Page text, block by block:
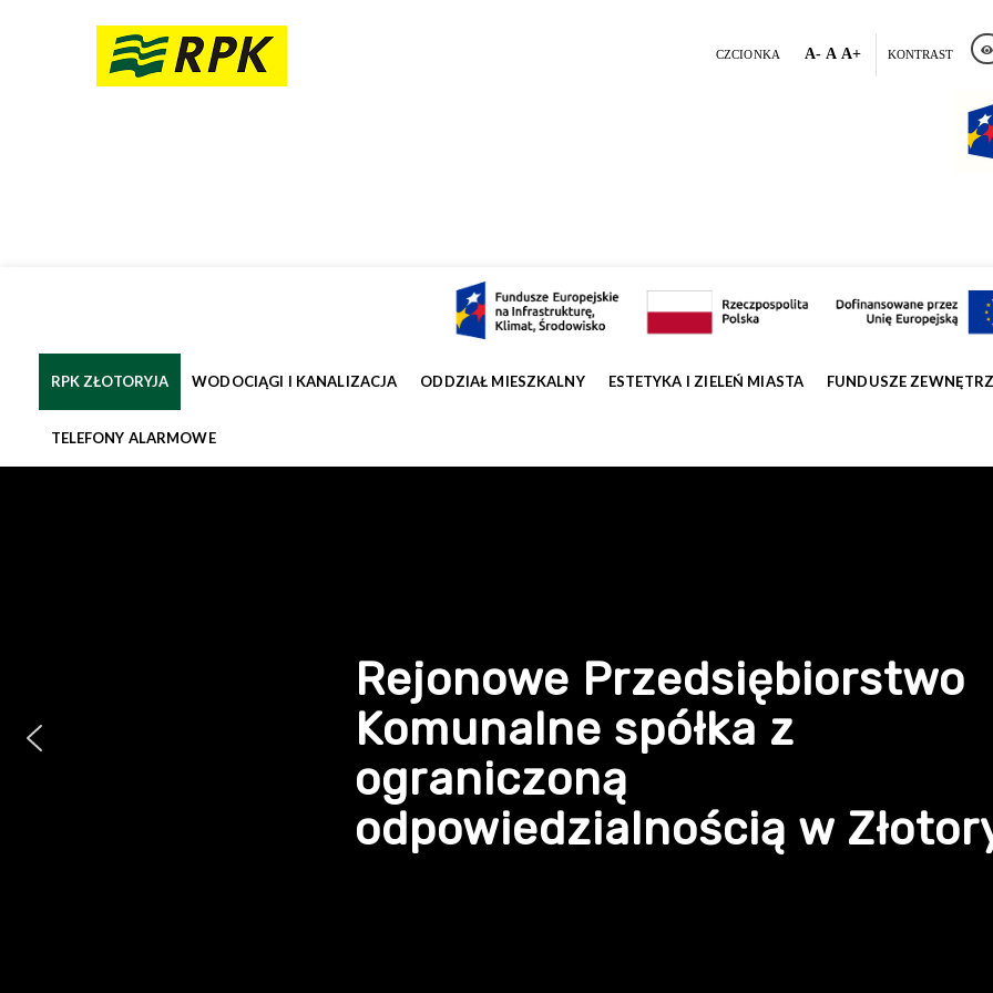
CZCIONKA A- A A+ KONTRAST
RPK ZŁOTORYJA WODOCIĄGI I KANALIZACJA ODDZIAŁ MIESZKALNY ESTETYKA I ZIELEŃ MIASTA FUNDUSZE
TELEFONY ALARMOWE
Rejonowe Przedsiębiorstwo
Komunalne spółka z
ograniczoną
odpowiedzialnością w